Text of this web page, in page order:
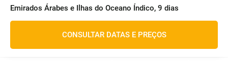
Emirados Árabes e Ilhas do Oceano Índico, 9 dias
CONSULTAR DATAS E PREÇOS